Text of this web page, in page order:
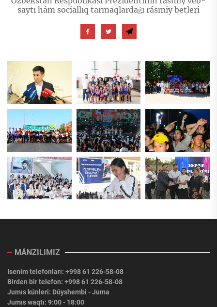
saytı hám sociallıq tarmaqlardaǵı rásmiy betleri
MÁNZILIMIZ
Isenim telefonları: +998 61 226-58-08
Birden bir telefon: +998 61 226-58-08
Jumıs kúnleri: Dúyshembi - Juma
Jumıs waqtı: 9:00 - 18:00